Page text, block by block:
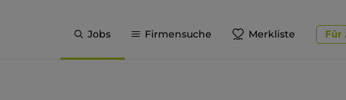
Jobs Firmensuche Merkliste Für